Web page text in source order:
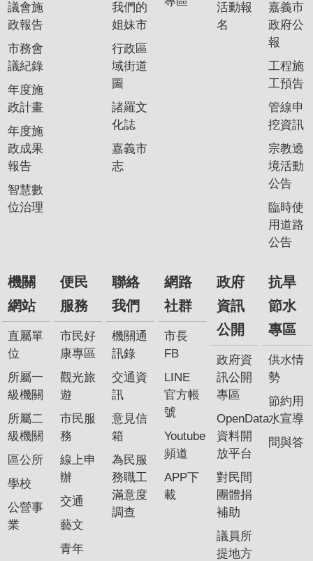
議會施
政報告
市務會
議紀錄
年度施
政計畫
年度施
政成果
報告
智慧數
位治理
我們的
姐妹市
行政區
域街道
圖
諸羅文
化誌
嘉義市
志
活動報
名
嘉義市
政府公
報
工程施
工預告
管線申
挖資訊
宗教遶
境活動
公告
臨時使
用道路
公告
機關
網站
直屬單
位
所屬一
級機關
所屬二
級機關
區公所
學校
公營事
業
便民
服務
市民好
康專區
觀光旅
遊
市民服
務
線上申
辦
交通
藝文
青年
聯絡
我們
機關通
訊錄
交通資
訊
意見信
箱
為民服
務職工
滿意度
調查
網路
社群
市長
FB
LINE
官方帳
號
Youtube
頻道
APP下
載
政府
資訊
公開
政府資
訊公開
專區
OpenData
資料開
放平台
對民間
團體捐
補助
議員所
提地方
抗旱
節水
專區
供水情
勢
節約用
水宣導
問與答